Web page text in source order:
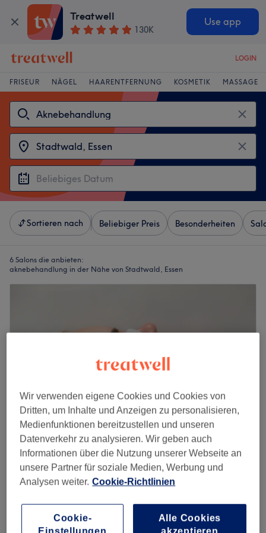
Treatwell
130K
Use app
LOGIN
FRISEUR NÄGEL HAARENTFERNUNG KOSMETIK MASSAGE
Sortieren nach Beliebiger Preis Besonderheiten
6 Salons die anbieten:
aknebehandlung in der Nähe von Stadtwald, Essen
BQueen Beauty & Care
4,9
364 Bewertungen
Rüttenscheid, Essen
Auf Karte anzeigen
75 €
Schnellansicht Saloninfos
Wir verwenden eigene Cookies und Cookies von
Dritten, um Inhalte und Anzeigen zu personalisieren,
Medienfunktionen bereitzustellen und unseren
Datenverkehr zu analysieren. Wir geben auch
Informationen über die Nutzung unserer Webseite an
unsere Partner für soziale Medien, Werbung und
Analysen weiter. Cookie-Richtlinien
Cookie-
Alle Cookies